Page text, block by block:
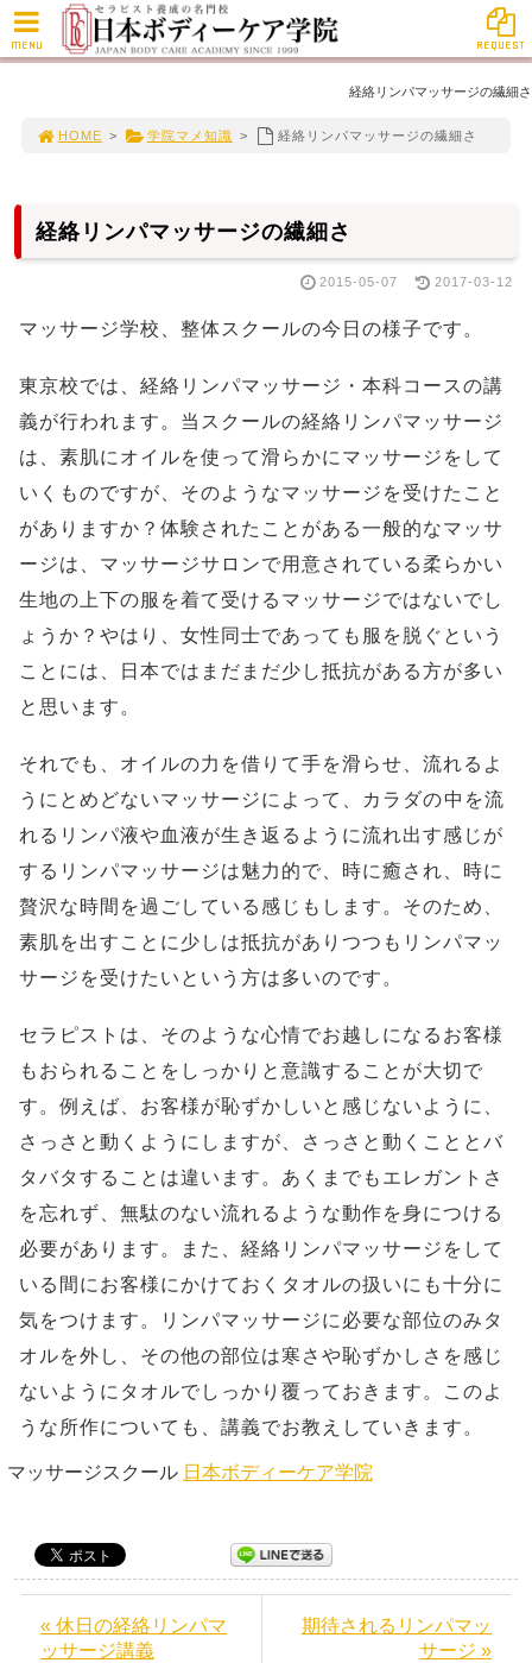
経絡リンパマッサージの繊細さ
HOME > 学院マメ知識 > 経絡リンパマッサージの繊細さ
経絡リンパマッサージの繊細さ
2015-05-07 2017-03-12
マッサージ学校、整体スクールの今日の様子です。
東京校では、経絡リンパマッサージ・本科コースの講
義が行われます。当スクールの経絡リンパマッサージ
は、素肌にオイルを使って滑らかにマッサージをして
いくものですが、そのようなマッサージを受けたこと
がありますか？体験されたことがある一般的なマッサ
ージは、マッサージサロンで用意されている柔らかい
生地の上下の服を着て受けるマッサージではないでし
ょうか？やはり、女性同士であっても服を脱ぐという
ことには、日本ではまだまだ少し抵抗がある方が多い
と思います。
それでも、オイルの力を借りて手を滑らせ、流れるよ
うにとめどないマッサージによって、カラダの中を流
れるリンパ液や血液が生き返るように流れ出す感じが
するリンパマッサージは魅力的で、時に癒され、時に
贅沢な時間を過ごしている感じもします。そのため、
素肌を出すことに少しは抵抗がありつつもリンパマッ
サージを受けたいという方は多いのです。
セラピストは、そのような心情でお越しになるお客様
もおられることをしっかりと意識することが大切で
す。例えば、お客様が恥ずかしいと感じないように、
さっさと動くようにしますが、さっさと動くこととバ
タバタすることは違います。あくまでもエレガントさ
を忘れず、無駄のない流れるような動作を身につける
必要があります。また、経絡リンパマッサージをして
いる間にお客様にかけておくタオルの扱いにも十分に
気をつけます。リンパマッサージに必要な部位のみタ
オルを外し、その他の部位は寒さや恥ずかしさを感じ
ないようにタオルでしっかり覆っておきます。このよ
うな所作についても、講義でお教えしていきます。
マッサージスクール 日本ボディーケア学院
« 休日の経絡リンパマ
ッサージ講義
期待されるリンパマッ
サージ »
MENU REQUEST